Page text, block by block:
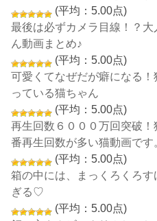
(平均：5.00点)
最後は必ずカメラ目線！？
ん動画まとめ♪
(平均：5.00点)
可愛くてなぜだが癖になる
っている猫ちゃん
(平均：5.00点)
再生回数６０００万回突破！
番再生回数が多い猫動画です
(平均：5.00点)
箱の中には、まっくろくろ
ぎる♡
(平均：5.00点)